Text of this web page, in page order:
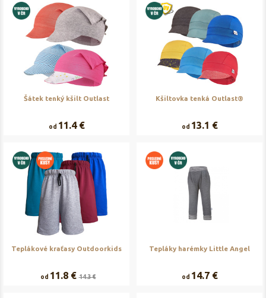
Šátek tenký kšilt Outlast
od 11.4 €
Kšiltovka tenká Outlast®
od 13.1 €
Teplákové kraťasy Outdoorkids
od 11.8 € 14.3 €
Tepláky harémky Little Angel
od 14.7 €